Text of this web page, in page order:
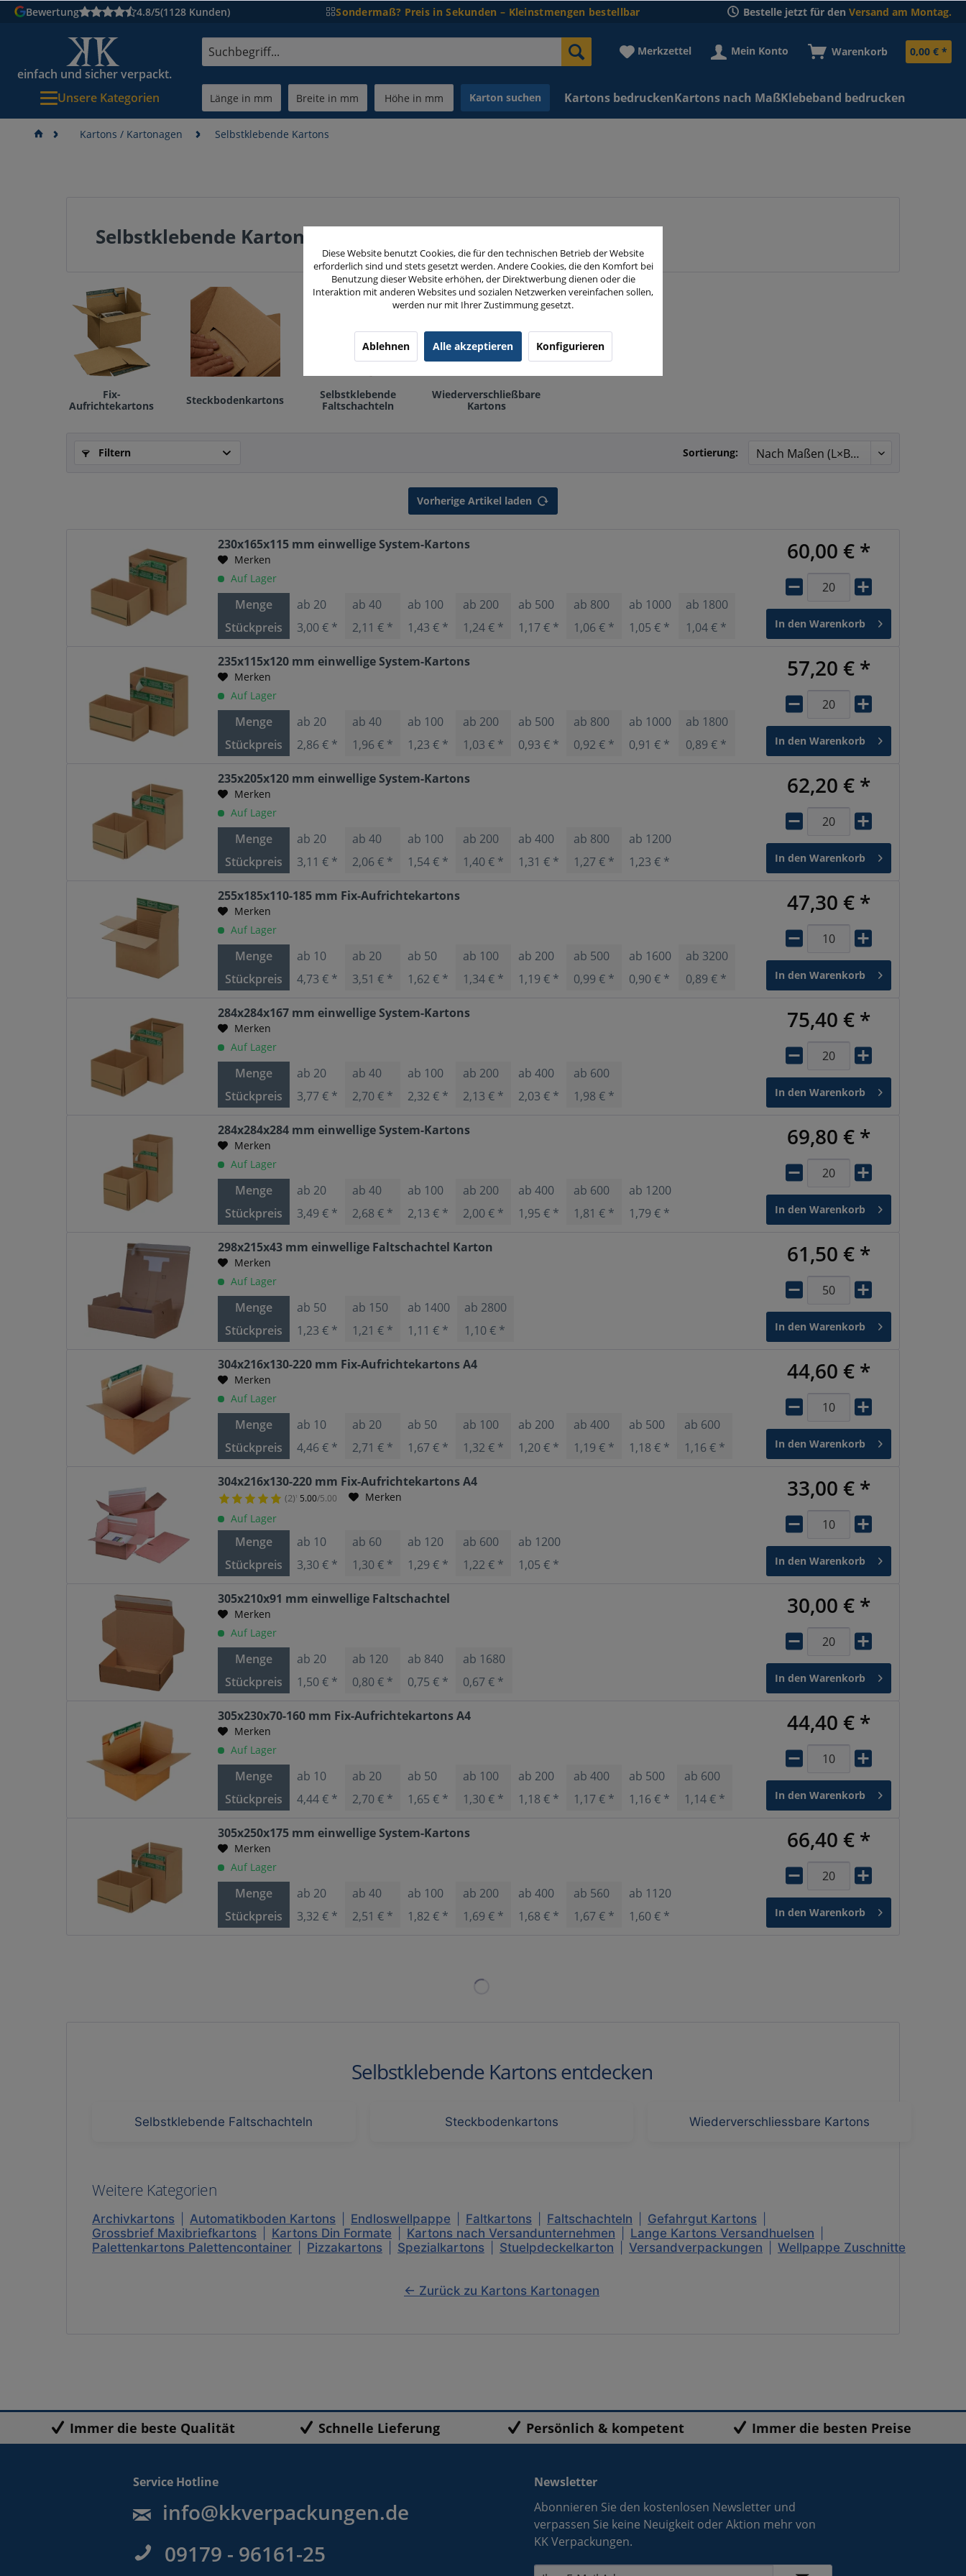
Bewertung 4.8/5(1128 Kunden) Sondermaß? Preis in Sekunden – Kleinstmengen bestellbar Bestelle jetzt für den Versand am Montag.
einfach und sicher verpackt.
Merkzettel Mein Konto Warenkorb 0,00 € *
Unsere Kategorien Karton suchen Kartons bedruckenKartons nach MaßKlebeband bedrucken
Kartons / Kartonagen Selbstklebende Kartons
Selbstklebende Kartons
Fix-
Aufrichtekartons
Steckbodenkartons
Selbstklebende
Faltschachteln
Wiederverschließbare
Kartons
Filtern Sortierung:
Vorherige Artikel laden
230x165x115 mm einwellige System-Kartons
Merken
Auf Lager
Menge
Stückpreis
ab 20
3,00 € *
ab40
2,11 € *
ab 100
1,43 € *
ab 200
1,24 € *
ab 500
1,17 € *
ab 800
1,06 € *
ab 1000
1,05 € *
ab 1800
1,04 € *
60,00 € *
In den Warenkorb
235x115x120 mm einwellige System-Kartons
Merken
Auf Lager
Menge
Stückpreis
ab 20
2,86 € *
ab40
1,96 € *
ab 100
1,23 € *
ab 200
1,03 € *
ab 500
0,93 € *
ab 800
0,92 € *
ab 1000
0,91 € *
ab 1800
0,89 € *
0,88 € *
57,20 € *
In den Warenkorb
235x205x120 mm einwellige System-Kartons
Merken
Auf Lager
Menge
Stückpreis
ab 20
3,11 € *
ab40
2,06 € *
ab 100
1,54 € *
ab 200
1,40 € *
ab400
1,31 € *
ab 800
1,27 € *
ab 1200
1,23 € *
62,20 € *
In den Warenkorb
255x185x110-185 mm Fix-Aufrichtekartons
Merken
Auf Lager
Menge
Stückpreis
ab 10
4,73 € *
ab 20
3,51 € *
ab 50
1,62 € *
ab 100
1,34 € *
ab 200
1,19 € *
ab 500
0,99 € *
ab 1600
0,90 € *
ab 3200
0,89 € *
47,30 € *
In den Warenkorb
284x284x167 mm einwellige System-Kartons
Merken
Auf Lager
Menge
Stückpreis
ab 20
3,77 € *
ab40
2,70 € *
ab 100
2,32 € *
ab 200
2,13 € *
ab400
2,03 € *
ab 600
1,98 € *
75,40 € *
In den Warenkorb
284x284x284 mm einwellige System-Kartons
Merken
Auf Lager
Menge
Stückpreis
ab 20
3,49 € *
ab40
2,68 € *
ab 100
2,13 € *
ab 200
2,00 € *
ab400
1,95 € *
ab 600
1,81 € *
ab 1200
1,79 € *
69,80 € *
In den Warenkorb
298x215x43 mm einwellige Faltschachtel Karton
Merken
Auf Lager
Menge
Stückpreis
ab 50
1,23 € *
ab 150
1,21 € *
ab 1400
1,11 € *
ab 2800
1,10 € *
61,50 € *
In den Warenkorb
304x216x130-220 mm Fix-Aufrichtekartons A4
Merken
Auf Lager
Menge
Stückpreis
ab 10
4,46 € *
ab 20
2,71 € *
ab 50
1,67 € *
ab 100
1,32 € *
ab 200
1,20 € *
ab400
1,19 € *
ab 500
1,18 € *
ab 600
1,16 € *
1,06 € *
1,05 € *
1,04 € *
44,60 € *
In den Warenkorb
304x216x130-220 mm Fix-Aufrichtekartons A4
(2)¹ 5.00/5.00
Merken
Auf Lager
Menge
Stückpreis
ab 10
3,30 € *
ab 60
1,30 € *
ab 120
1,29 € *
ab 600
1,22 € *
ab 1200
1,05 € *
33,00 € *
In den Warenkorb
305x210x91 mm einwellige Faltschachtel
Merken
Auf Lager
Menge
Stückpreis
ab 20
1,50 € *
ab 120
0,80 € *
ab 840
0,75 € *
ab 1680
0,67 € *
30,00 € *
In den Warenkorb
305x230x70-160 mm Fix-Aufrichtekartons A4
Merken
Auf Lager
Menge
Stückpreis
ab 10
4,44 € *
ab 20
2,70 € *
ab 50
1,65 € *
ab 100
1,30 € *
ab 200
1,18 € *
ab400
1,17 € *
ab 500
1,16 € *
ab 600
1,14 € *
1,09 € *
1,03 € *
44,40 € *
In den Warenkorb
305x250x175 mm einwellige System-Kartons
Merken
Auf Lager
Menge
Stückpreis
ab 20
3,32 € *
ab40
2,51 € *
ab 100
1,82 € *
ab 200
1,69 € *
ab400
1,68 € *
ab 560
1,67 € *
ab 1120
1,60 € *
66,40 € *
In den Warenkorb
Selbstklebende Kartons entdecken
Selbstklebende Faltschachteln Steckbodenkartons Wiederverschliessbare Kartons
Weitere Kategorien
Archivkartons Automatikboden Kartons Endloswellpappe Faltkartons Faltschachteln Gefahrgut Kartons
Grossbrief Maxibriefkartons
Kartons Din Formate Kartons nach Versandunternehmen Lange Kartons Versandhuelsen
Palettenkartons Palettencontainer
Pizzakartons Spezialkartons Stuelpdeckelkarton Versandverpackungen Wellpappe Zuschnitte
← Zurück zu Kartons Kartonagen
Immer die beste Qualität Schnelle Lieferung Persönlich & kompetent Immer die besten Preise
Service Hotline
info@kkverpackungen.de
09179 - 96161-25
Newsletter
Abonnieren Sie den kostenlosen Newsletter und
verpassen Sie keine Neuigkeit oder Aktion mehr von
KK Verpackungen.
Diese Website benutzt Cookies, die für den technischen Betrieb der Website
erforderlich sind und stets gesetzt werden. Andere Cookies, die den Komfort bei
Benutzung dieser Website erhöhen, der Direktwerbung dienen oder die
Interaktion mit anderen Websites und sozialen Netzwerken vereinfachen sollen,
werden nur mit Ihrer Zustimmung gesetzt.
Ablehnen Alle akzeptieren Konfigurieren